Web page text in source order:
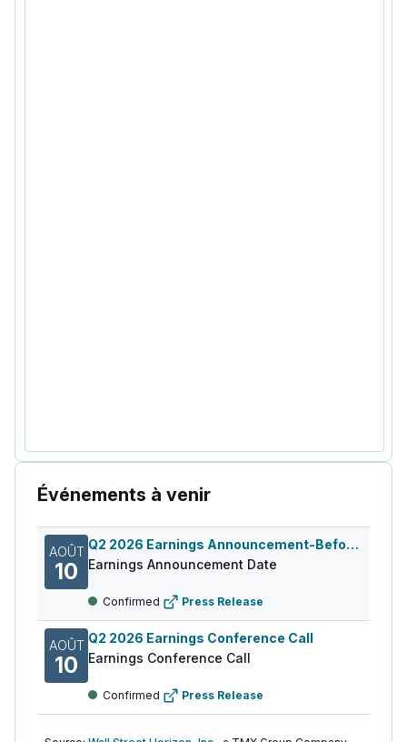
Événements à venir
AOÛT
10
Q2 2026 Earnings Announcement-Before Mkt
Earnings Announcement Date
Confirmed Press Release
AOÛT
10
Q2 2026 Earnings Conference Call
Earnings Conference Call
Confirmed Press Release